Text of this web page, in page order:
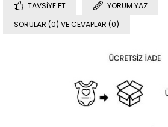
TAVSIYE ET
YORUM YAZ
SORULAR (0) VE CEVAPLAR (0)